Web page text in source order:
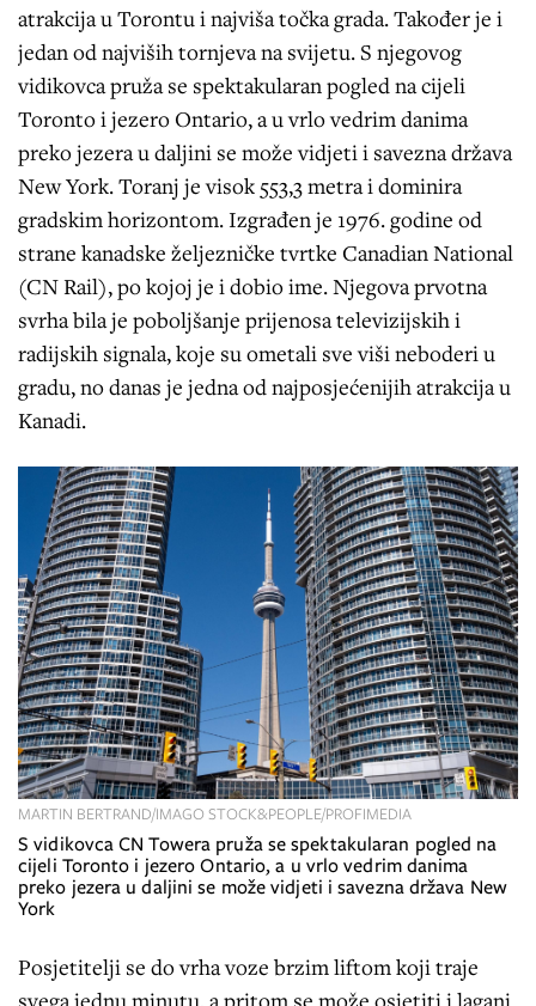
atrakcija u Torontu i najviša točka grada. Također je i
jedan od najviših tornjeva na svijetu. S njegovog
vidikovca pruža se spektakularan pogled na cijeli
Toronto i jezero Ontario, a u vrlo vedrim danima
preko jezera u daljini se može vidjeti i savezna država
New York. Toranj je visok 553,3 metra i dominira
gradskim horizontom. Izgrađen je 1976. godine od
strane kanadske željezničke tvrtke Canadian National
(CN Rail), po kojoj je i dobio ime. Njegova prvotna
svrha bila je poboljšanje prijenosa televizijskih i
radijskih signala, koje su ometali sve viši neboderi u
gradu, no danas je jedna od najposjećenijih atrakcija u
Kanadi.
S vidikovca CN Towera pruža se spektakularan pogled na
cijeli Toronto i jezero Ontario, a u vrlo vedrim danima
preko jezera u daljini se može vidjeti i savezna država New
York
MARTIN BERTRAND/IMAGO STOCK&PEOPLE/PROFIMEDIA
Posjetitelji se do vrha voze brzim liftom koji traje
svega jednu minutu, a pritom se može osjetiti i lagani